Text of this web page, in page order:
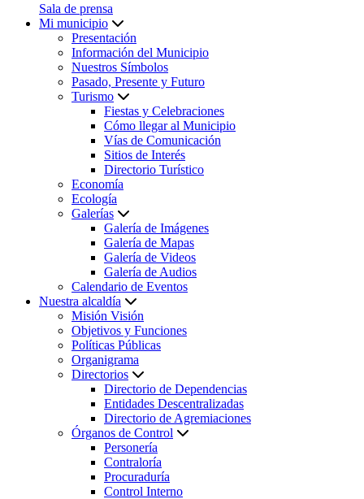
Sala de prensa
Mi municipio
Presentación
Información del Municipio
Nuestros Símbolos
Pasado, Presente y Futuro
Turismo
Fiestas y Celebraciones
Cómo llegar al Municipio
Vías de Comunicación
Sitios de Interés
Directorio Turístico
Economía
Ecología
Galerías
Galería de Imágenes
Galería de Mapas
Galería de Videos
Galería de Audios
Calendario de Eventos
Nuestra alcaldía
Misión Visión
Objetivos y Funciones
Políticas Públicas
Organigrama
Directorios
Directorio de Dependencias
Entidades Descentralizadas
Directorio de Agremiaciones
Órganos de Control
Personería
Contraloría
Procuraduría
Control Interno